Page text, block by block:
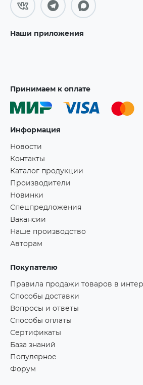
Наши приложения
Принимаем к оплате
Информация
Новости
Контакты
Каталог продукции
Производители
Новинки
Спецпредложения
Вакансии
Наше производство
Авторам
Покупателю
Правила продажи товаров в
Способы доставки
Вопросы и ответы
Способы оплаты
Сертификаты
База знаний
Популярное
Форум